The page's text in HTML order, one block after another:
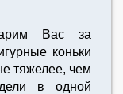
Вас за
коньки
тяжелее, чем
в одной